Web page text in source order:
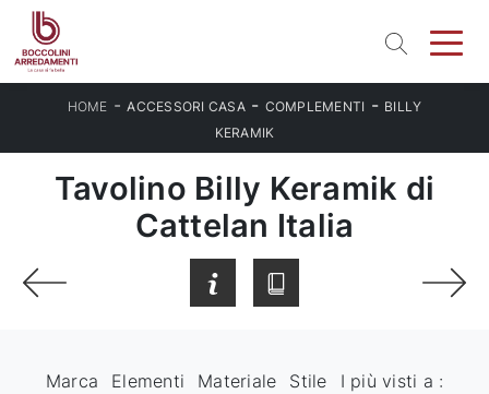
HOME -ACCESSORI CASA- COMPLEMENTI - BILLY
KERAMIK
Tavolino Billy Keramik di
Cattelan Italia
Marca Elementi Materiale Stile I più visti a :